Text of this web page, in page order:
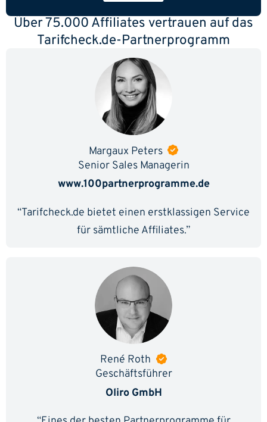
Über 75.000 Affiliates vertrauen auf das
Tarifcheck.de-Partnerprogramm
Margaux Peters
Senior Sales Managerin
www.100partnerprogramme.de
“Tarifcheck.de bietet einen erstklassigen Service
für sämtliche Affiliates.”
René Roth
Geschäftsführer
Oliro GmbH